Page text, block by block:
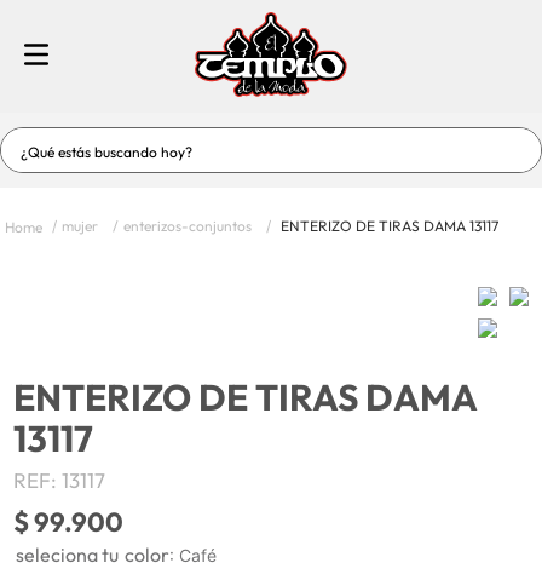
¿Qué estás buscando hoy?
mujer enterizos-conjuntos ENTERIZO DE TIRAS DAMA 13117
ENTERIZO DE TIRAS DAMA
13117
REF:13117
$99.900
color: Café
1 .
jeans
5.
blusas